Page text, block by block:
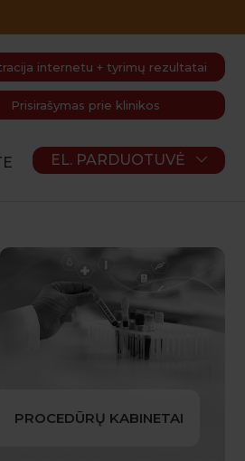
internetu + tyrimų rezultatai
Prisirašymas prie klinikos
EL. PARDUOTUVĖ
PROCEDŪRŲ KABINETAI